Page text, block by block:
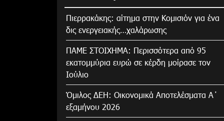
Πιερρακάκης: αίτημα στην Κομισιόν για ένα
δις ενεργειακής…χαλάρωσης
ΠΑΜΕ ΣΤΟΙΧΗΜΑ: Περισσότερα από 95
εκατομμύρια ευρώ σε κέρδη μοίρασε τον
Ιούλιο
Όμιλος ΔΕΗ: Οικονομικά Αποτελέσματα Α΄
εξαμήνου 2026